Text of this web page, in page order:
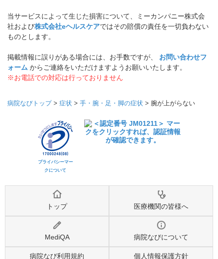
当サービスによって生じた損害について、ミーカンパニー株式会
社および株式会社eヘルスケアではその賠償の責任を一切負わない
ものとします。
掲載情報に誤りがある場合には、お手数ですが、 お問い合わせフ
ォーム からご連絡をいただけますようお願いいたします。
※お電話での対応は行っておりません
病院なびトップ> 症状 > 手・腕・足・脚の症状 > 腕が上がらない
プライバシーマー
クについて
トップ 医療機関の皆様へ
MediQA 病院なびについて
病院なび利用規約 個人情報保護方針